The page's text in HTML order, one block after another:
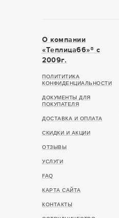
О компании
«Теплица66»® c
2009г.
ПОЛИТИТИКА
КОНФИДЕНЦИАЛЬНОСТИ
ДОКУМЕНТЫ ДЛЯ
ПОКУПАТЕЛЯ
ДОСТАВКА И ОПЛАТА
СКИДКИ И АКЦИИ
ОТЗЫВЫ
УСЛУГИ
FAQ
КАРТА САЙТА
КОНТАКТЫ